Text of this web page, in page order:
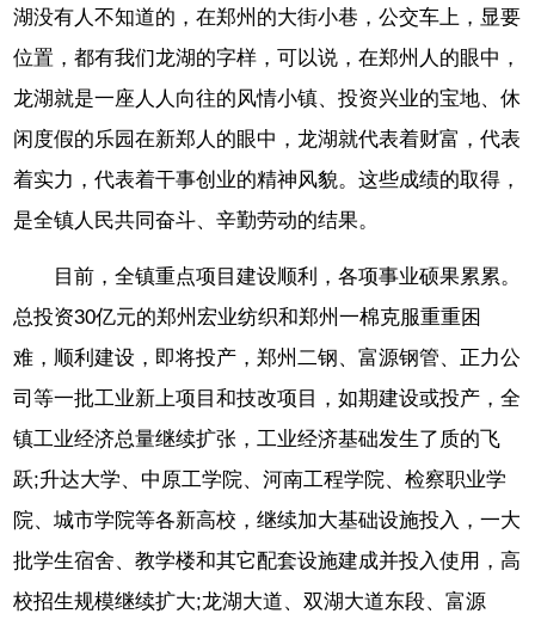
湖没有人不知道的，在郑州的大街小巷，公交车上，显要
位置，都有我们龙湖的字样，可以说，在郑州人的眼中，
龙湖就是一座人人向往的风情小镇、投资兴业的宝地、休
闲度假的乐园在新郑人的眼中，龙湖就代表着财富，代表
着实力，代表着干事创业的精神风貌。这些成绩的取得，
是全镇人民共同奋斗、辛勤劳动的结果。
目前，全镇重点项目建设顺利，各项事业硕果累累。
总投资30亿元的郑州宏业纺织和郑州一棉克服重重困
难，顺利建设，即将投产，郑州二钢、富源钢管、正力公
司等一批工业新上项目和技改项目，如期建设或投产，全
镇工业经济总量继续扩张，工业经济基础发生了质的飞
跃;升达大学、中原工学院、河南工程学院、检察职业学
院、城市学院等各新高校，继续加大基础设施投入，一大
批学生宿舍、教学楼和其它配套设施建成并投入使用，高
校招生规模继续扩大;龙湖大道、双湖大道东段、富源